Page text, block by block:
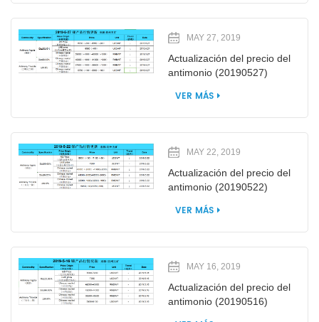
MAY 27, 2019
Actualización del precio del
antimonio (20190527)
VER MÁS
MAY 22, 2019
Actualización del precio del
antimonio (20190522)
VER MÁS
MAY 16, 2019
Actualización del precio del
antimonio (20190516)